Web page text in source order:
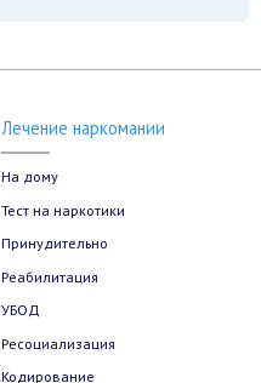
Лечение наркомании
На дому
Тест на наркотики
Принудительно
Реабилитация
УБОД
Ресоциализация
Кодирование